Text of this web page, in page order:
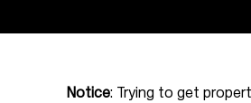
Notice: Trying to get